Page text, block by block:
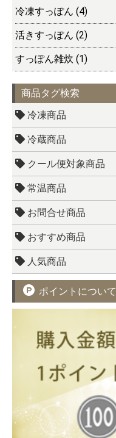
冷凍すっぽん (4)
活きすっぽん (2)
すっぽん雑炊 (1)
商品タグ検索
冷凍商品
冷蔵商品
クール便対象商品
常温商品
お問合せ商品
おすすめ商品
人気商品
ポイントについて